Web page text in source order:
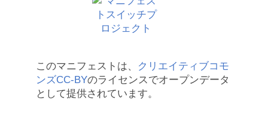
このマニフェストは、
クリエイティブコモ
ンズCC-BYのライセンスでオープンデータ
として提供されています。